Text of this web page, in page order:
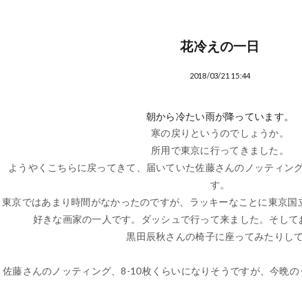
花冷えの一日
2018/03/21 15:44
朝から冷たい雨が降っています。
寒の戻りというのでしょうか。
所用で東京に行ってきました。
ようやくこちらに戻ってきて、届いていた佐藤さんのノッティン
す。
東京ではあまり時間がなかったのですが、ラッキーなことに東京国
好きな画家の一人です。ダッシュで行って来ました。そして
黒田辰秋さんの椅子に座ってみたりして
佐藤さんのノッティング、8-10枚くらいになりそうですが、今晩の